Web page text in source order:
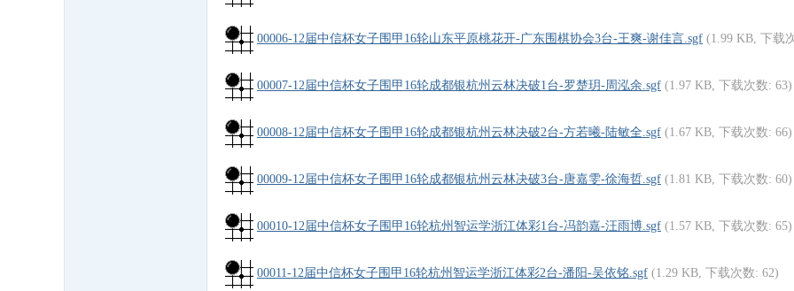
00006-12届中信杯女子围甲16轮山东平原桃花开-广东围棋协会3台-王爽-谢佳言.sgf (1.99 KB, 下载
00007-12届中信杯女子围甲16轮成都银杭州云林决破1台-罗楚玥-周泓余.sgf (1.97 KB, 下载次数: 63)
00008-12届中信杯女子围甲16轮成都银杭州云林决破2台-方若曦-陆敏全.sgf (1.67 KB, 下载次数: 66)
00009-12届中信杯女子围甲16轮成都银杭州云林决破3台-唐嘉雯-徐海哲.sgf (1.81 KB, 下载次数: 60)
00010-12届中信杯女子围甲16轮杭州智运学浙江体彩1台-冯韵嘉-汪雨博.sgf (1.57 KB, 下载次数: 65)
00011-12届中信杯女子围甲16轮杭州智运学浙江体彩2台-潘阳-吴依铭.sgf (1.29 KB, 下载次数: 62)